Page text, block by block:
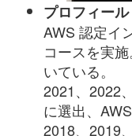
プロフィール
AWS 認定イ
コースを実
いている。
2021、2022
に選出、
2018、2019